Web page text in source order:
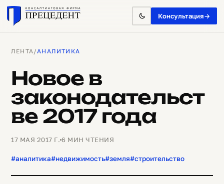
Консультация→
ЛЕНТА/АНАЛИТИКА
Новое в
законодательст
ве 2017 года
17 МАЯ 2017 Г.6 МИН ЧТЕНИЯ
#аналитика#недвижимость#земля#строительство